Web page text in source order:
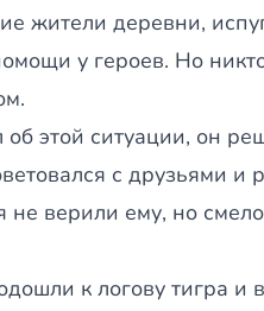
жители деревни,
у героев. Но
этой ситуации, он
с друзьями и
не верили ему, но
к логову тигра и